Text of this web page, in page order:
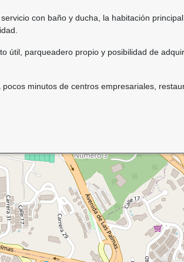
con baño y ducha, la habitación
útil, parqueadero propio y posibilidad de
minutos de centros empresariales,